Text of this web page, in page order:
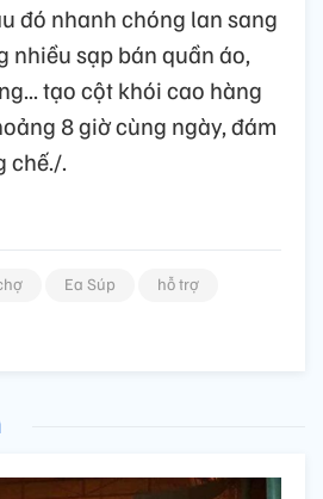
đó nhanh chóng lan sang
nhiều sạp bán quần áo,
tạo cột khói cao hàng
8 giờ cùng ngày, đám
chế./.
Ea Súp
hỗ trợ